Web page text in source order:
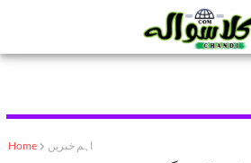
Home اہم خبریں